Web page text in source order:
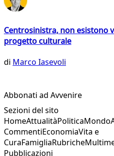
Centrosinistra, non esistono
progetto culturale
di Marco Iasevoli
Abbonati ad Avvenire
Sezioni del sito
HomeAttualitàPoliticaMondo
CommentiEconomiaVita e
CuraFamigliaRubriche
Pubblicazioni